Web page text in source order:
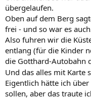
übergelaufen.
Oben auf dem Berg
frei - und so war es
Also fuhren wir die
entlang (für die Kinder
die Gotthard-Autobahn
Und das alles mit Karte
Eigentlich hätte ich
sollen, aber das traute